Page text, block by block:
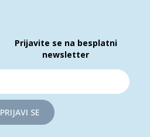
Prijavite se na besplatni
newsletter
PRIJAVI SE